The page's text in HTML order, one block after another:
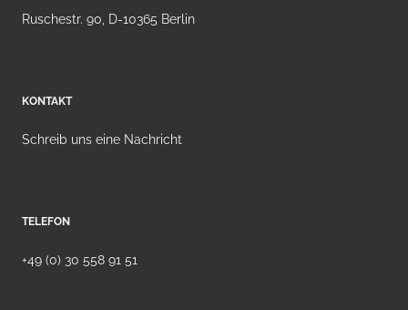
Ruschestr. 90, D-10365 Berlin
KONTAKT
Schreib uns eine Nachricht
TELEFON
+49 (0) 30 558 91 51